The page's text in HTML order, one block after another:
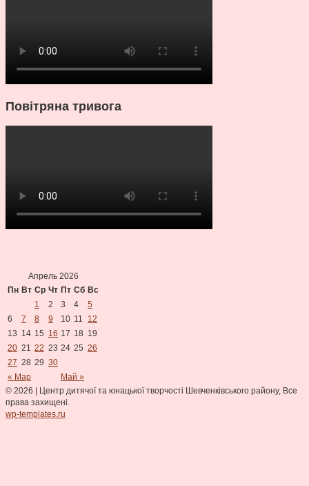
Повітряна тривога
Апрель 2026
Пн Вт Ср Чт Пт Сб Вс
« Мар Май »
1 2 3 4
5
6
7 8 9 10 11
12
13 14 15 16 17 18 19
20 21 22 23 24 25 26
27 28 29 30
© 2026
Центр дитячої та юнацької творчості Шевченківського району, Все
права захищені.
wp-templates.ru